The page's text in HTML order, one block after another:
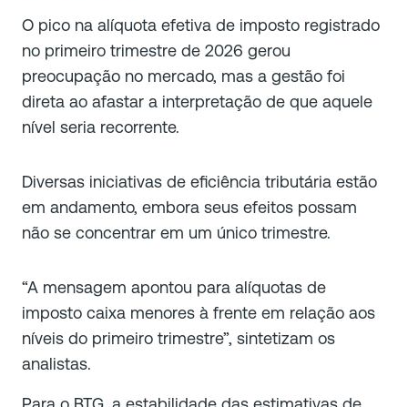
O pico na alíquota efetiva de imposto registrado
no primeiro trimestre de 2026 gerou
preocupação no mercado, mas a gestão foi
direta ao afastar a interpretação de que aquele
nível seria recorrente.
Diversas iniciativas de eficiência tributária estão
em andamento, embora seus efeitos possam
não se concentrar em um único trimestre.
“A mensagem apontou para alíquotas de
imposto caixa menores à frente em relação aos
níveis do primeiro trimestre”, sintetizam os
analistas.